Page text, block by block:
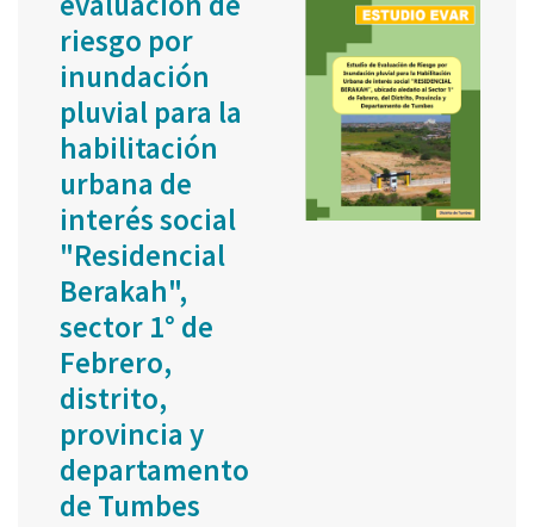
riesgo por
inundación
pluvial para la
habilitación
urbana de
interés social
"Residencial
Berakah",
sector 1° de
Febrero,
distrito,
provincia y
departamento
de Tumbes